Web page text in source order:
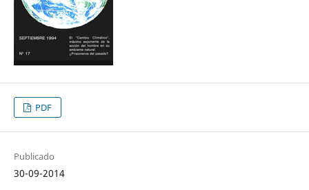
PDF
Publicado
30-09-2014